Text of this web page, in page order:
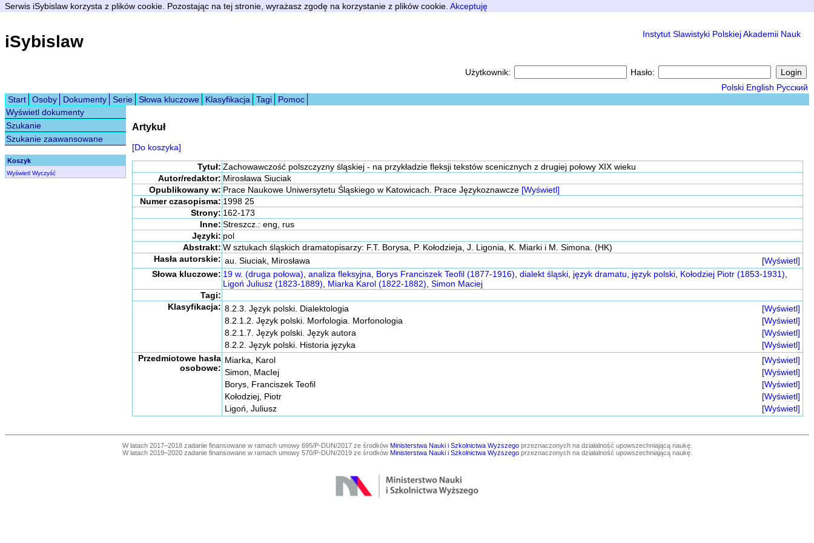
Serwis iSybislaw korzysta z plików cookie. Pozostając na tej stronie, wyrażasz zgodę na korzystanie z plików cookie. Akceptuję
iSybislaw Instytut Slawistyki Polskiej Akademii Nauk
Użytkownik:
Hasło:
Polski English Русский
Start
Osoby Dokumenty Serie Słowa kluczowe Klasyfikacja Tagi
Pomoc
Wyświetl dokumenty
Szukanie
Szukanie zaawansowane
Koszyk
Wyświetl Wyczyść
Artykuł
[Do koszyka]
Tytuł: Zachowawczość polszczyzny śląskiej - na przykładzie fleksji tekstów scenicznych z drugiej połowy XIX wieku
Autor/redaktor: Mirosława Siuciak
Opublikowany w: Prace Naukowe Uniwersytetu Śląskiego w Katowicach. Prace Językoznawcze [Wyświetl]
Numer czasopisma: 1998 25
Strony: 162-173
Inne: Streszcz.: eng, rus
Języki: pol
Abstrakt: W sztukach śląskich dramatopisarzy: F.T. Borysa, P. Kołodzieja, J. Ligonia, K. Miarki i M. Simona. (HK)
Hasła autorskie: au. Siuciak, Mirosława
[Wyświetl]
Słowa kluczowe: 19 w. (druga połowa), analiza fleksyjna, Borys Franciszek Teofil (1877-1916), dialekt śląski, język dramatu, język polski, Kołodziej Piotr (1853-1931),
Ligoń Juliusz (1823-1889), Miarka Karol (1822-1882), Simon Maciej
Tagi:
Klasyfikacja: 8.2.3. Język polski. Dialektologia
[Wyświetl]
8.2.1.2. Język polski. Morfologia. Morfonologia
[Wyświetl]
8.2.1.7. Język polski. Język autora
[Wyświetl]
8.2.2. Język polski. Historia języka
[Wyświetl]
Przedmiotowe hasła
osobowe:
Miarka, Karol
[Wyświetl]
Simon, MacIej
[Wyświetl]
Borys, Franciszek Teofil
[Wyświetl]
Kołodziej, Piotr
[Wyświetl]
Ligoń, Juliusz
[Wyświetl]
W latach 2017–2018 zadanie finansowane w ramach umowy 695/P-DUN/2017 ze środków Ministerstwa Nauki i Szkolnictwa Wyższegoprzeznaczonych na działalność upowszechniającą naukę.
W latach 2019–2020 zadanie finansowane w ramach umowy 570/P-DUN/2019 ze środków Ministerstwa Nauki i Szkolnictwa Wyższegoprzeznaczonych na działalność upowszechniającą naukę.